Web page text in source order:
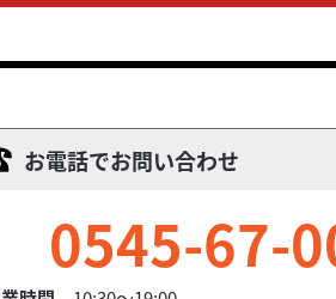
お電話でお問い合わせ
0545-67-